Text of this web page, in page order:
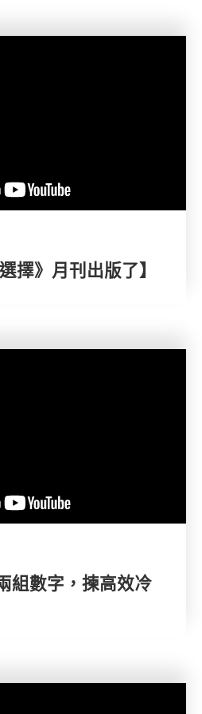
擇》月刊出版了】
組數字，揀高效冷